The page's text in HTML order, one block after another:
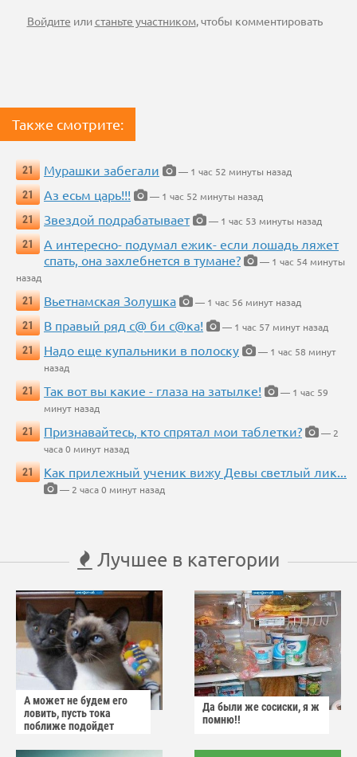
Войдите илистаньте участником, чтобы комментировать
Также смотрите:
21 Мурашки забегали
— 1 час 52 минуты назад
21
Аз есьм царь!!!
— 1 час 52 минуты назад
21
Звездой подрабатывает
— 1 час 53 минуты назад
21
А интересно- подумал ежик- если лошадь ляжет
спать, она захлебнется в тумане?
— 1 час 54 минуты
назад
21
Вьетнамская Золушка
— 1 час 56 минут назад
21
В правый ряд с@ би с@ка!
— 1 час 57 минут назад
21
Надо еще купальники в полоску
— 1 час 58 минут
назад
21
Так вот вы какие - глаза на затылке!
— 1 час 59
минут назад
21
Признавайтесь, кто спрятал мои таблетки?
— 2
часа 0 минут назад
21
Как прилежный ученик вижу Девы светлый лик...
— 2 часа 0 минут назад
Лучшее в категории
А может не будем его
ловить, пусть тока
поближе подойдет
Да были же сосиски, я ж
помню!!